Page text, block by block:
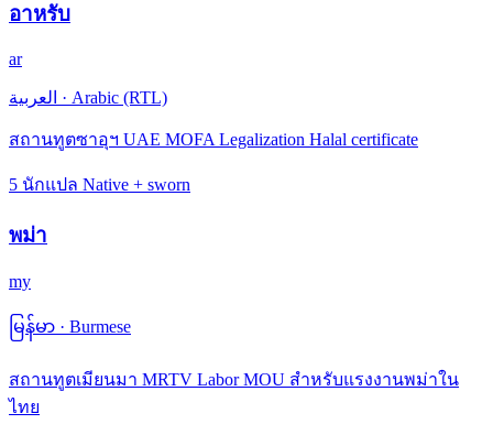
อาหรับ
ar
العربية · Arabic (RTL)
สถานทูตซาอุฯ UAE MOFA Legalization Halal certificate
5 นักแปล Native + sworn
พม่า
my
မြန်မာ · Burmese
สถานทูตเมียนมา MRTV Labor MOU สำหรับแรงงานพม่าใน
ไทย